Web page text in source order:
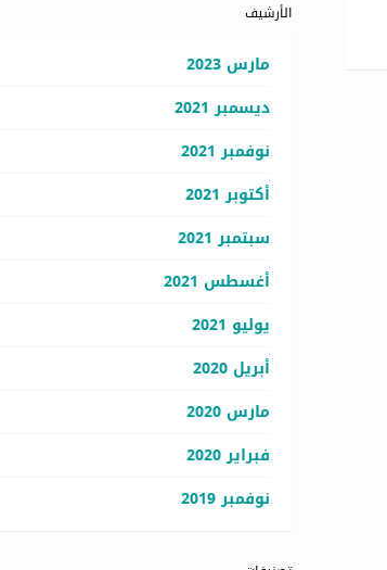
الأرشيف
مارس 2023
ديسمبر 2021
نوفمبر 2021
أكتوبر 2021
سبتمبر 2021
أغسطس 2021
يوليو 2021
أبريل 2020
مارس 2020
فبراير 2020
نوفمبر 2019